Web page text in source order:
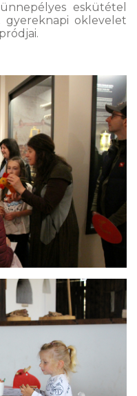
eskütétel
gyereknapi oklevelet